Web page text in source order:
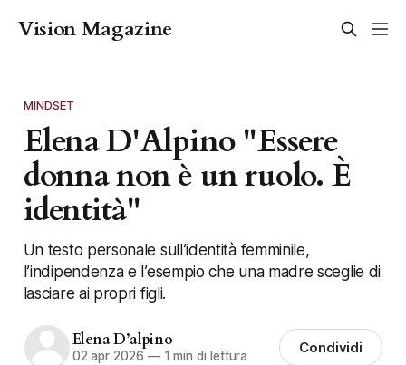
Vision Magazine
MINDSET
Elena D'Alpino "Essere
donna non è un ruolo. È
identità"
Un testo personale sull’identità femminile,
l’indipendenza e l’esempio che una madre sceglie di
lasciare ai propri figli.
Elena D’alpino
02 apr 2026 —1 min di lettura Condividi